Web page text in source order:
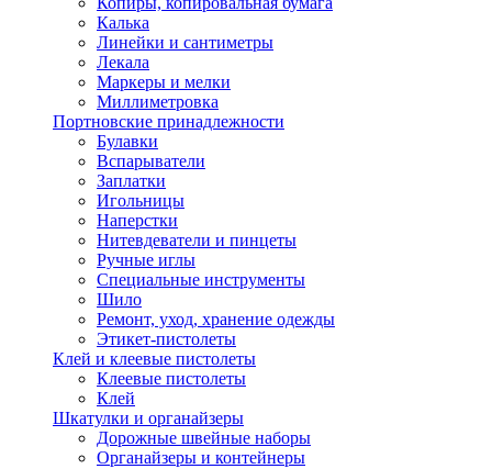
Калька
Линейки и сантиметры
Лекала
Маркеры и мелки
Миллиметровка
Портновские принадлежности
Булавки
Вспарыватели
Заплатки
Игольницы
Наперстки
Нитевдеватели и пинцеты
Ручные иглы
Специальные инструменты
Шило
Ремонт, уход, хранение одежды
Этикет-пистолеты
Клей и клеевые пистолеты
Клеевые пистолеты
Клей
Шкатулки и органайзеры
Дорожные швейные наборы
Органайзеры и контейнеры